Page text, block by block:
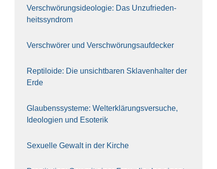
Ver­schwö­rungs­ideo­lo­gie: Das Unzufrieden­
heitssyndrom
Ver­schwö­rer und Verschwörungs­aufdecker
Rep­ti­lo­ide: Die unsicht­ba­ren Skla­ven­hal­ter der
Erde
Glau­bens­sys­te­me: Welt­erklä­rungs­ver­su­che,
Ideo­lo­gien und Eso­te­rik
Sexu­el­le Gewalt in der Kir­che